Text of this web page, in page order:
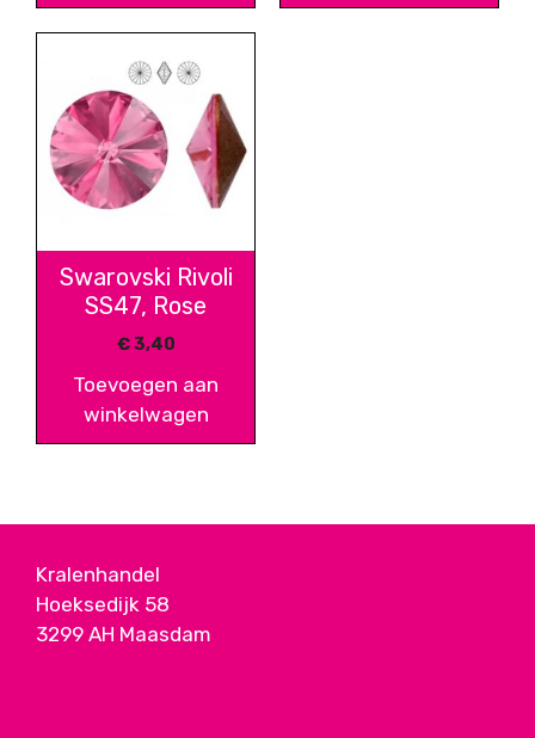
Swarovski Rivoli
SS47, Rose
€3,40
Toevoegen aan
winkelwagen
Kralenhandel
Hoeksedijk 58
3299 AH Maasdam